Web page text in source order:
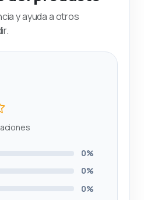
y ayuda a otros
0%
0%
0%